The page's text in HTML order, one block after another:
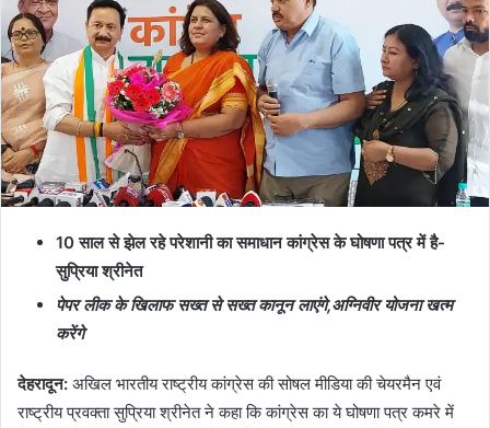
10 साल से झेल रहे परेशानी का समाधान कांग्रेस के घोषणा पत्र में है-
सुप्रिया श्रीनेत
पेपर लीक के खिलाफ सख्त से सख्त कानून लाएंगे,अग्निवीर योजना खत्म
करेंगे
देहरादून: अखिल भारतीय राष्ट्रीय कांग्रेस की सोषल मीडिया की चेयरमैन एवं
राष्ट्रीय प्रवक्ता सुप्रिया श्रीनेत ने कहा कि कांग्रेस का ये घोषणा पत्र कमरे में